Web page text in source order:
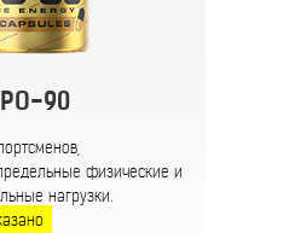
PO-90
физические и
нагрузки.